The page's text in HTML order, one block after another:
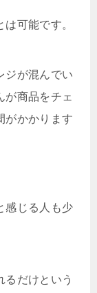
可能です。
ジが混んでい
が商品をチェ
がかかります
感じる人も少
だけという